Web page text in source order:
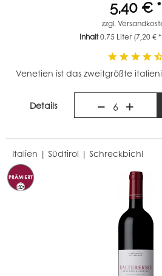
5,40 € *
zzgl.
Inhalt0.75 Liter (7,20 €
Venetien ist das zweitgrößte
Details 6
Italien | Südtirol |Schreckbichl